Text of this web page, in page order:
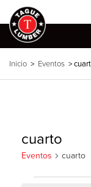
al
contenido
Inicio > Eventos >
cuarto
Eventos cuarto